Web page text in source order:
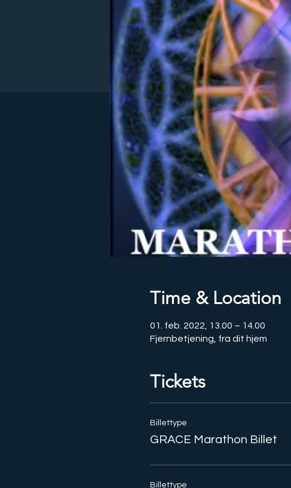
Time & Location
01. feb. 2022, 13.00 – 14.00
Fjernbetjening, fra dit hjem
Tickets
Billettype
GRACE Marathon Billet
Billettype